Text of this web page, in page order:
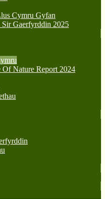
Cymru Gyfan
Gaerfyrddin 2025
Of Nature Report 2024